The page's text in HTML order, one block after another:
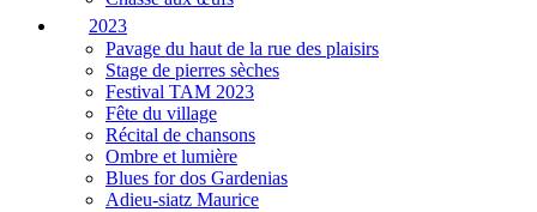
2023
Pavage du haut de la rue des plaisirs
Stage de pierres sèches
Festival TAM 2023
Fête du village
Récital de chansons
Ombre et lumière
Blues for dos Gardenias
Adieu-siatz Maurice